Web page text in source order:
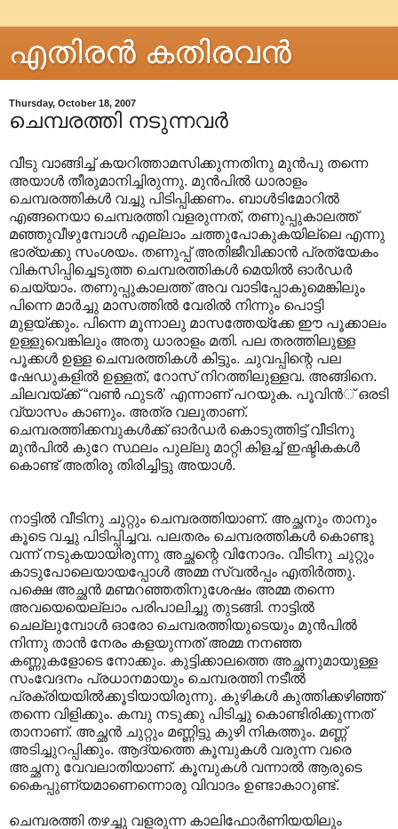
എതിരന്‍ കതിരവന്‍
Thursday, October 18, 2007
ചെമ്പരത്തി നടുന്നവര്‍
വീടു വാങ്ങിച്ച് കയറിത്താമസിക്കുന്നതിനു മുന്‍പു തന്നെ
അയാള്‍ തീരുമാനിച്ചിരുന്നു. മുന്‍പില്‍ ധാരാളം
ചെമ്പരത്തികള്‍ വച്ചു പിടിപ്പിക്കണം. ബാള്‍ടിമോറില്‍
എങ്ങനെയാ ചെമ്പരത്തി വളരുന്നത്, തണുപ്പുകാലത്ത്
മഞ്ഞുവീഴുമ്പോള്‍ എല്ലാം ചത്തുപോകുകയില്ലെ എന്നു
ഭാര്യക്കു സംശയം. തണുപ്പ് അതിജീവിക്കാന്‍ പ്രത്യേകം
വികസിപ്പിച്ചെടുത്ത ചെമ്പരത്തികള്‍ മെയില്‍ ഓര്‍ഡര്‍
ചെയ്യാം. തണുപ്പുകാലത്ത് അവ വാടിപ്പോകുമെങ്കിലും
പിന്നെ മാര്‍ച്ചു മാസത്തില്‍ വേരില്‍ നിന്നും പൊട്ടി
മുളയ്ക്കും. പിന്നെ മൂന്നാലു മാസത്തേയ്ക്കേ ഈ പൂക്കാലം
ഉള്ളുവെങ്കിലും അതു ധാരാളം മതി. പല തരത്തിലുള്ള
പൂക്കള്‍ ഉള്ള ചെമ്പരത്തികള്‍ കിട്ടും. ചുവപ്പിന്റെ പല
ഷേഡുകളില്‍ ഉള്ളത്, റോസ് നിറത്തിലുള്ളവ. അങ്ങിനെ.
ചിലവയ്ക്ക് “വണ്‍ ഫുടര്‍’ എന്നാണ് പറയുക. പൂവിന്‍് ഒരടി
വ്യാസം കാണും. അത്ര വലുതാണ്.
ചെമ്പരത്തിക്കമ്പുകള്‍ക്ക് ഓര്‍ഡര്‍ കൊടുത്തിട്ട് വീടിനു
മുന്‍പില്‍ കുറേ സ്ഥലം പുല്ലു മാറ്റി കിളച്ച് ഇഷ്ടികകള്‍
കൊണ്ട് അതിരു തിരിച്ചിട്ടു അയാള്‍.
നാട്ടില്‍ വീടിനു ചുറ്റും ചെമ്പരത്തിയാണ്. അച്ഛനും താനും
കൂടെ വച്ചു പിടിപ്പിച്ചവ. പലതരം ചെമ്പരത്തികള്‍ കൊണ്ടു
വന്ന് നടുകയായിരുന്നു അച്ഛന്റെ വിനോദം. വീടിനു ചുറ്റും
കാടുപോലെയായപ്പോള്‍ അമ്മ സ്വല്‍പ്പം എതിര്‍ത്തു.
പക്ഷെ അച്ഛന്‍ മണ്മറഞ്ഞതിനുശേഷം അമ്മ തന്നെ
അവയെയെല്ലാം പരിപാലിച്ചു തുടങ്ങി. നാട്ടില്‍
ചെല്ലുമ്പോള്‍ ഓരോ ചെമ്പരത്തിയുടെയും മുന്‍പില്‍
നിന്നു താന്‍ നേരം കളയുന്നത് അമ്മ നനഞ്ഞ
കണ്ണുകളോടെ നോക്കും. കുട്ടിക്കാലത്തെ അച്ഛനുമായുള്ള
സംവേദനം പ്രധാനമായും ചെമ്പരത്തി നടീല്‍
പ്രക്രിയയില്‍ക്കൂടിയായിരുന്നു. കുഴികള്‍ കുത്തിക്കഴിഞ്ഞ്
തന്നെ വിളിക്കും. കമ്പു നടുക്കു പിടിച്ചു കൊണ്ടിരിക്കുന്നത്
താനാണ്. അച്ഛന്‍ ചുറ്റും മണ്ണിട്ടു കുഴി നികത്തും. മണ്ണ്
അടിച്ചുറപ്പിക്കും. ആദ്യത്തെ കൂമ്പുകള്‍ വരുന്ന വരെ
അച്ഛനു വേവലാതിയാണ്. കൂമ്പുകള്‍ വന്നാല്‍ ആരുടെ
കൈപ്പുണ്യമാണെന്നൊരു വിവാദം ഉണ്ടാകാറുണ്ട്.
ചെമ്പരത്തി തഴച്ചു വളരുന്ന കാലിഫോര്‍ണിയയിലും